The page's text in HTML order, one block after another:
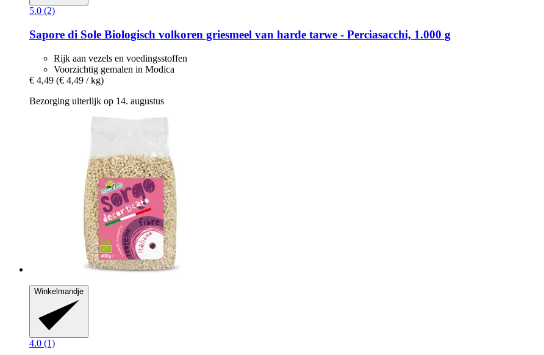
5.0 (2)
Sapore di Sole Biologisch volkoren griesmeel van harde tarwe -​ Perciasacchi, 1.000 g
Rijk aan vezels en voedingsstoffen
Voorzichtig gemalen in Modica
€ 4,49 (€ 4,49 / kg)
Bezorging uiterlijk op 14. augustus
Winkelmandje
4.0 (1)